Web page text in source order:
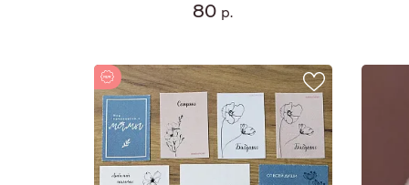
80 р.